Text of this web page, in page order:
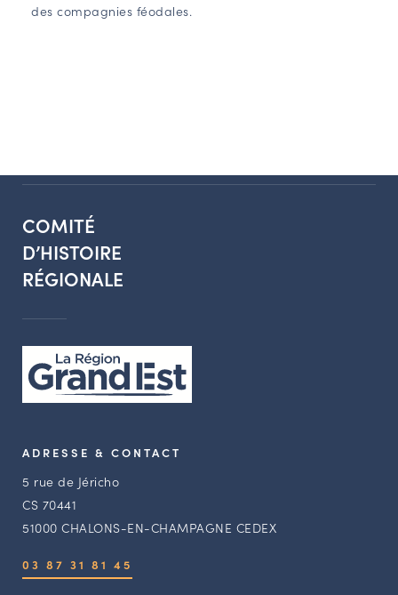
des compagnies féodales.
COMITÉ
D’HISTOIRE
RÉGIONALE
ADRESSE & CONTACT
5 rue de Jéricho
CS 70441
51000 CHALONS-EN-CHAMPAGNE CEDEX
03 87 31 81 45